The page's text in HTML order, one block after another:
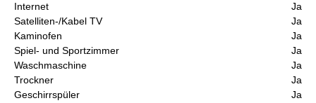
Internet
Ja
Satelliten-/Kabel TV
Ja
Kaminofen
Ja
Spiel- und Sportzimmer
Ja
Waschmaschine
Ja
Trockner
Ja
Geschirrspüler
Ja